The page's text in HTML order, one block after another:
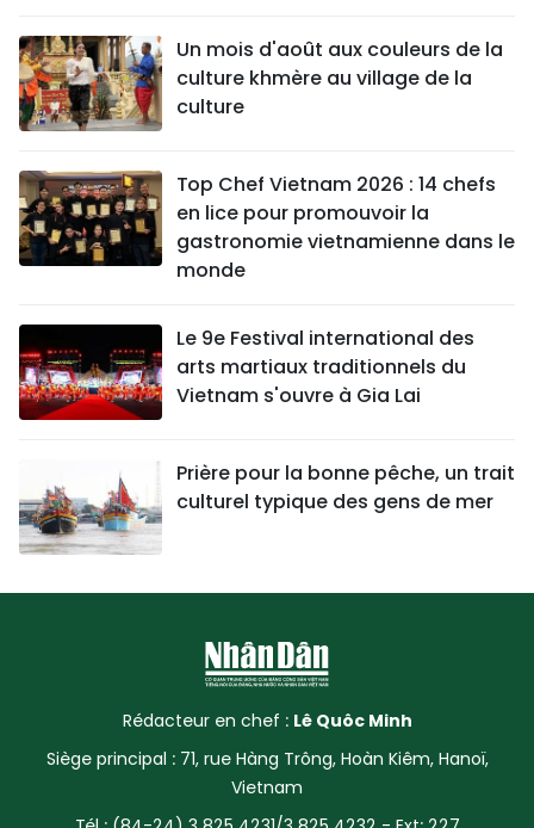
Un mois d'août aux couleurs de la
culture khmère au village de la
culture
Top Chef Vietnam 2026 : 14 chefs
en lice pour promouvoir la
gastronomie vietnamienne dans le
monde
Le 9e Festival international des
arts martiaux traditionnels du
Vietnam s'ouvre à Gia Lai
Prière pour la bonne pêche, un trait
culturel typique des gens de mer
Rédacteur en chef : Lê Quôc Minh
Siège principal : 71, rue Hàng Trông, Hoàn Kiêm, Hanoï,
Vietnam